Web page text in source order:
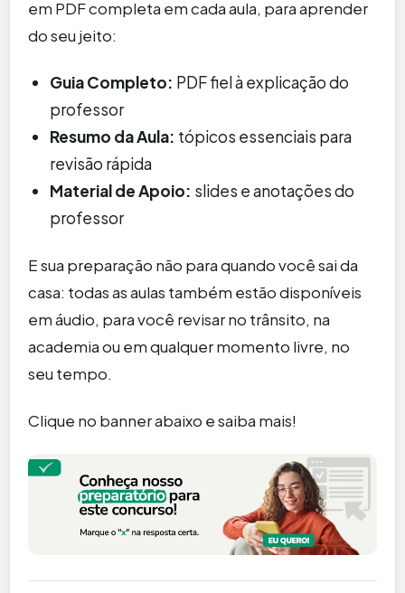
em PDF completa em cada aula, para aprender
do seu jeito:
Guia Completo: PDF fiel à explicação do
professor
Resumo da Aula: tópicos essenciais para
revisão rápida
Material de Apoio: slides e anotações do
professor
E sua preparação não para quando você sai da
casa: todas as aulas também estão disponíveis
em áudio, para você revisar no trânsito, na
academia ou em qualquer momento livre, no
seu tempo.
Clique no banner abaixo e saiba mais!